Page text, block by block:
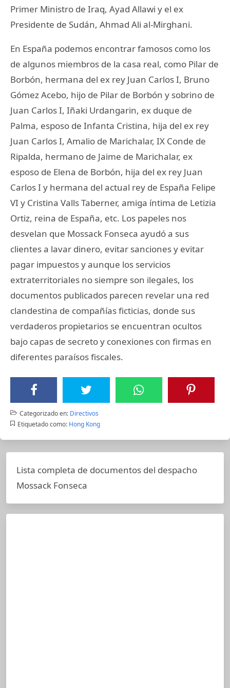
Primer Ministro de Iraq, Ayad Allawi y el ex
Presidente de Sudán, Ahmad Ali al-Mirghani.
En España podemos encontrar famosos como los
de algunos miembros de la casa real, como Pilar de
Borbón, hermana del ex rey Juan Carlos I, Bruno
Gómez Acebo, hijo de Pilar de Borbón y sobrino de
Juan Carlos I, Iñaki Urdangarin, ex duque de
Palma, esposo de Infanta Cristina, hija del ex rey
Juan Carlos I, Amalio de Marichalar, IX Conde de
Ripalda, hermano de Jaime de Marichalar, ex
esposo de Elena de Borbón, hija del ex rey Juan
Carlos I y hermana del actual rey de España Felipe
VI y Cristina Valls Taberner, amiga íntima de Letizia
Ortiz, reina de España, etc. Los papeles nos
desvelan que Mossack Fonseca ayudó a sus
clientes a lavar dinero, evitar sanciones y evitar
pagar impuestos y aunque los servicios
extraterritoriales no siempre son ilegales, los
documentos publicados parecen revelar una red
clandestina de compañías ficticias, donde sus
verdaderos propietarios se encuentran ocultos
bajo capas de secreto y conexiones con firmas en
diferentes paraísos fiscales.
Categorizado en: Directivos
Etiquetado como: Hong Kong
Lista completa de documentos del despacho
Mossack Fonseca